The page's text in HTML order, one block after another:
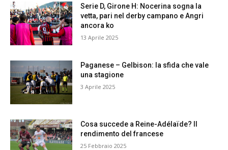
Serie D, Girone H: Nocerina sogna la
vetta, pari nel derby campano e Angri
ancora ko
13 Aprile 2025
Paganese – Gelbison: la sfida che vale
una stagione
3 Aprile 2025
Cosa succede a Reine-Adélaïde? Il
rendimento del francese
25 Febbraio 2025